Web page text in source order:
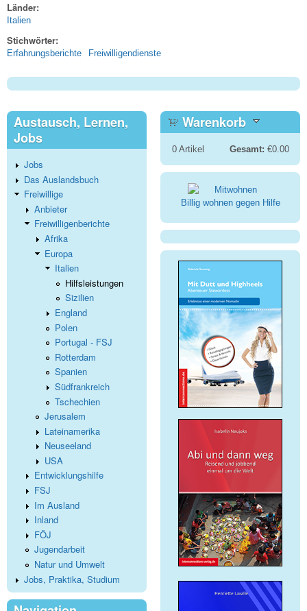
Länder:
Italien
Stichwörter:
Erfahrungsberichte Freiwilligendienste
Austausch, Lernen,
Jobs
Jobs
Das Auslandsbuch
Freiwillige
Anbieter
Freiwilligenberichte
Afrika
Europa
Italien
Hilfsleistungen
Sizilien
England
Polen
Portugal - FSJ
Rotterdam
Spanien
Südfrankreich
Tschechien
Jerusalem
Lateinamerika
Neuseeland
USA
Entwicklungshilfe
FSJ
Im Ausland
Inland
FÖJ
Jugendarbeit
Natur und Umwelt
Jobs, Praktika, Studium
Warenkorb
0Artikel Gesamt: €0.00
Billig wohnen gegen Hilfe